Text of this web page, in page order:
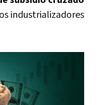
industrializadores